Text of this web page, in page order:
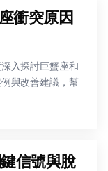
衝突原因
入探討巨蟹座和
與改善建議，幫
信號與脫